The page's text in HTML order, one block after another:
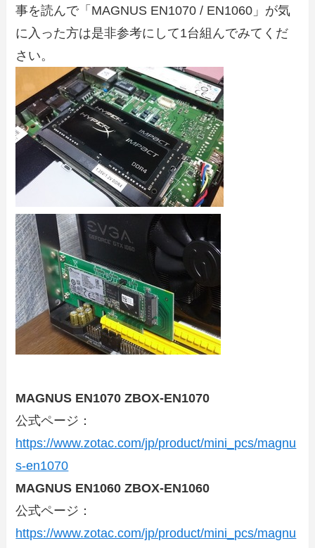
事を読んで「MAGNUS EN1070 / EN1060」が気
に入った方は是非参考にして1台組んでみてくだ
さい。
MAGNUS EN1070 ZBOX-EN1070
公式ページ：
https://www.zotac.com/jp/product/mini_pcs/magnu
s-en1070
MAGNUS EN1060 ZBOX-EN1060
公式ページ：
https://www.zotac.com/jp/product/mini_pcs/magnu